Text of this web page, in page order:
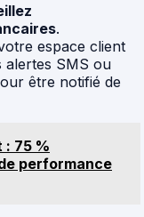
.
espace client
alertes SMS ou
être notifié de
75 %
performance